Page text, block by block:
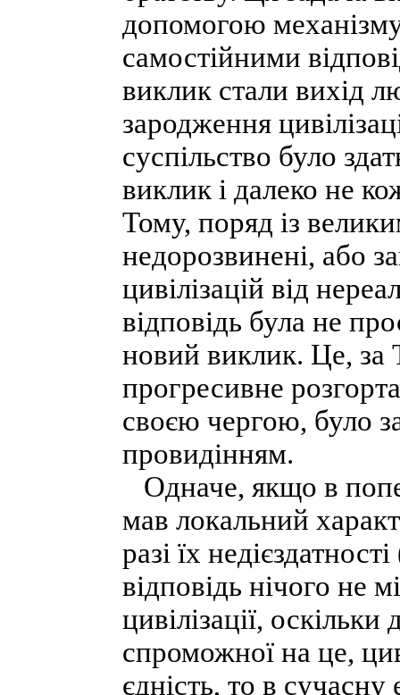
допомогою
самостійними
виклик стали вихід
зародження
суспільство було
виклик і далеко не
Тому, поряд із
недорозвинені, або
цивілізацій від
відповідь була не
новий виклик. Це, за
прогресивне
своєю чергою, було
провидінням.
Одначе, якщо в
мав локальний
разі їх
відповідь нічого не
цивілізації,
спроможної на це,
єдність, то в сучасну